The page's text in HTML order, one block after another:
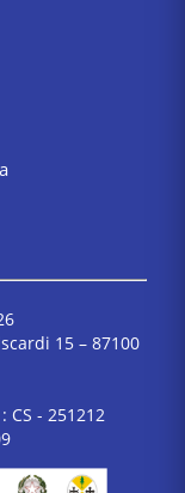
15 – 87100
CS - 251212